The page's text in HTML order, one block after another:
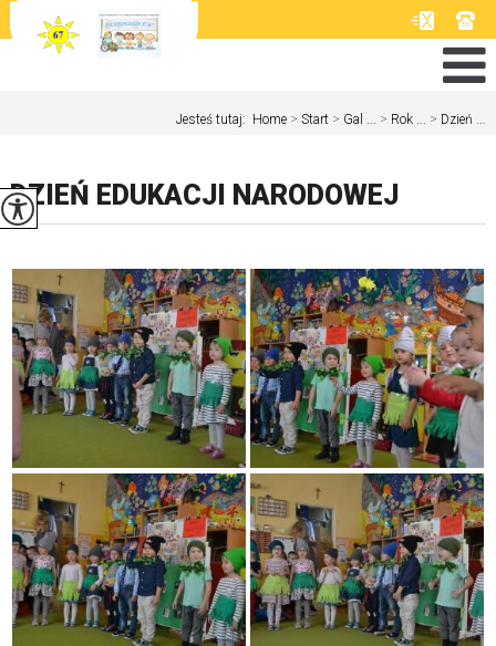
Jesteś tutaj: Home > Start > Gal ... > Rok ... > Dzień ...
DZIEŃ EDUKACJI NARODOWEJ